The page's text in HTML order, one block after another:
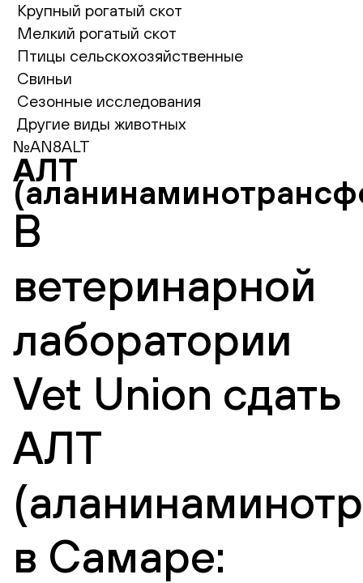
Крупный рогатый скот
Мелкий рогатый скот
Птицы сельскохозяйственные
Свиньи
Сезонные исследования
Другие виды животных
№AN8ALT
АЛТ
В
ветеринарной
лаборатории
Vet Union сдать
АЛТ
в Самаре: